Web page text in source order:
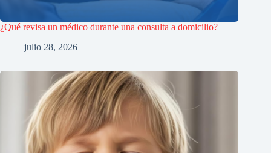
¿Qué revisa un médico durante una consulta a domicilio?
julio 28, 2026